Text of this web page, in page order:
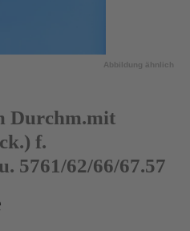
Abbildung ähnlich
Durchm.mit
f.
5761/62/66/67.57